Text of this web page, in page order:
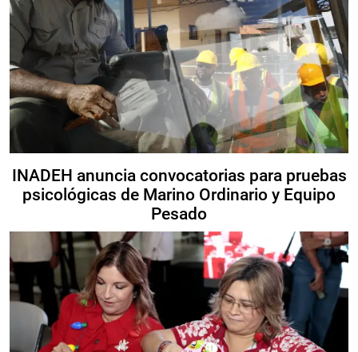
INADEH anuncia convocatorias para pruebas
psicológicas de Marino Ordinario y Equipo
Pesado